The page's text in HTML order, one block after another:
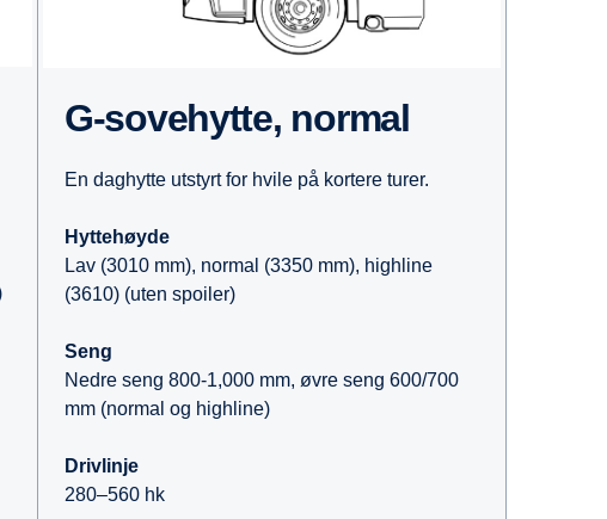
G-sovehytte, normal
En daghytte utstyrt for hvile på kortere turer.
Hyttehøyde
Lav (3010 mm), normal (3350 mm), highline
(3610) (uten spoiler)
Seng
Nedre seng 800-1,000 mm, øvre seng 600/700
mm (normal og highline)
Drivlinje
280–560 hk